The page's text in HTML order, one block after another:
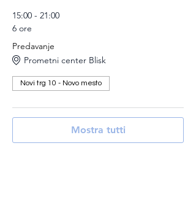
15:00 - 21:00
6 ore
Predavanje
Prometni center Blisk
Novi trg 10 - Novo mesto
Mostra tutti